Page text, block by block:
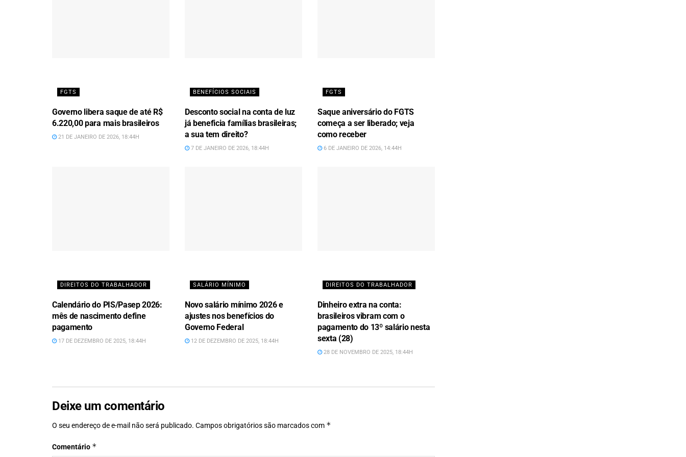
FGTS
Governo libera saque de até R$
6.220,00 para mais brasileiros
21 DE JANEIRO DE 2026, 18:44H
BENEFÍCIOS SOCIAIS
Desconto social na conta de luz
já beneficia famílias brasileiras;
a sua tem direito?
7 DE JANEIRO DE 2026, 18:44H
FGTS
Saque aniversário do FGTS
começa a ser liberado; veja
como receber
6 DE JANEIRO DE 2026, 14:44H
DIREITOS DO TRABALHADOR
Calendário do PIS/Pasep 2026:
mês de nascimento define
pagamento
17 DE DEZEMBRO DE 2025, 18:44H
SALÁRIO MÍNIMO
Novo salário mínimo 2026 e
ajustes nos benefícios do
Governo Federal
12 DE DEZEMBRO DE 2025, 18:44H
DIREITOS DO TRABALHADOR
Dinheiro extra na conta:
brasileiros vibram com o
pagamento do 13º salário nesta
sexta (28)
28 DE NOVEMBRO DE 2025, 18:44H
Deixe um comentário
O seu endereço de e-mail não será publicado. Campos obrigatórios são marcados com *
Comentário *